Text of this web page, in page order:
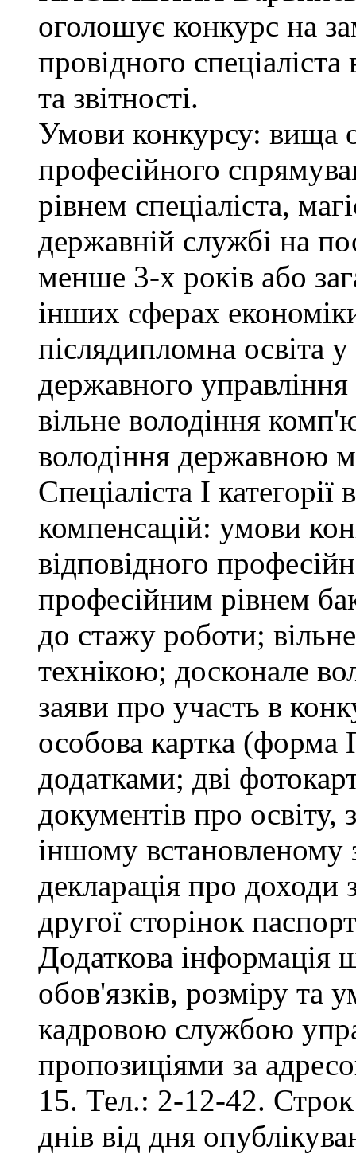
оголошує конкурс на
провідного
та звітності.
Умови конкурсу: вища
професійного
рівнем спеціаліста,
державній службі на
менше 3-х років або
інших сферах
післядипломна освіта
державного управління
вільне володіння
володіння державною
Спеціаліста І
компенсацій: умови
відповідного
професійним рівнем
до стажу роботи;
технікою; досконале
заяви про участь в
особова картка
додатками; дві
документів про освіту,
іншому встановленому
декларація про доходи
другої сторінок
Додаткова інформація
обов'язків, розміру та
кадровою службою
пропозиціями за
15. Тел.: 2-12-42.
днів від дня